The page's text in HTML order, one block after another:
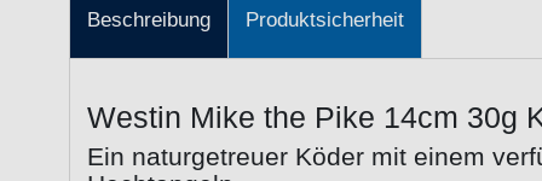
Beschreibung Produktsicherheit
Westin Mike the Pike 14cm 30g
Ein naturgetreuer Köder mit einem